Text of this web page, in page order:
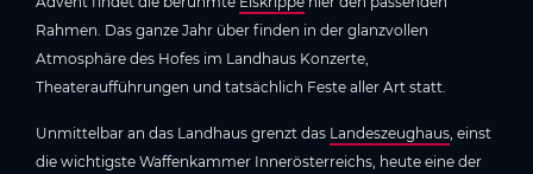
Rahmen. Das ganze Jahr über finden in der glanzvollen
Atmosphäre des Hofes im Landhaus Konzerte,
Theateraufführungen und tatsächlich Feste aller Art statt.
Unmittelbar an das Landhaus grenzt das Landeszeughaus , einst
die wichtigste Waffenkammer Innerösterreichs, heute eine der